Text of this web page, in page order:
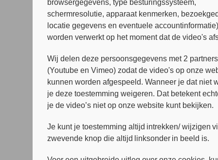
Betrokken bij de volgende
VISIE
E-Train
PRED-EX
Stuur e-mail Publicaties
browsergegevens, type besturingssysteem,
schermresolutie, apparaat kenmerken,
locatie gegevens en eventuele accountinformatie)
worden verwerkt op het moment dat de video's
Wij delen deze persoonsgegevens met 2 partners
(Youtube en Vimeo) zodat de video's op onze
kunnen worden afgespeeld. Wanneer je dat niet
je deze toestemming weigeren. Dat betekent
je de video’s niet op onze website kunt bekijken.
Je kunt je toestemming altijd intrekken/ wijzigen
zwevende knop die altijd linksonder in beeld is.